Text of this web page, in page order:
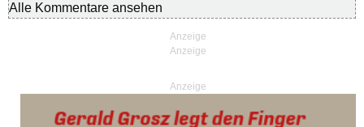
Alle Kommentare ansehen
Anzeige